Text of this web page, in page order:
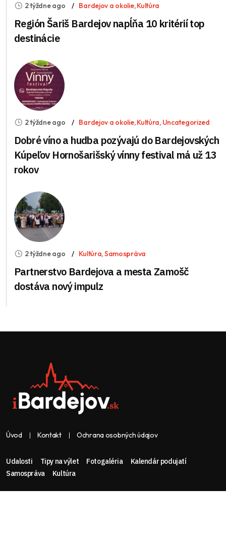
2 týždne ago Bardejov a okolie,Kultúra
Región Šariš Bardejov napĺňa 10 kritérií top
destinácie
2 týždne ago Bardejov a okolie,Kultúra, Uncategorized
Dobré víno a hudba pozývajú do Bardejovských
Kúpeľov Hornošarišský vínny festival má už 13
rokov
2 týždne ago Kultúra,Samospráva
Partnerstvo Bardejova a mesta Zamošč
dostáva nový impulz
Úvod Kontakt Ochrana osobných údajov
Udalosti Tipy na výlet Fotogaléria
Kalendár podujatí
Samospráva
Kultúra